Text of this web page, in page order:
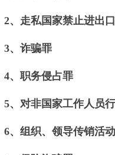
2、走私国家禁止进出
3、诈骗罪
4、职务侵占罪
5、对非国家工作人员
6、组织、领导传销活